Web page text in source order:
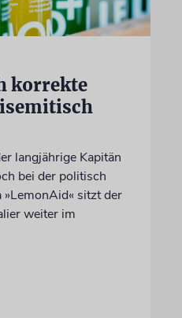
korrekte
langjährige Kapitän
bei der politisch
sitzt der
weiter im